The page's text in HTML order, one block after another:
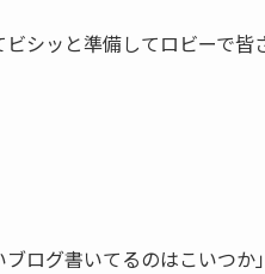
シッと準備してロビーで皆
ブログ書いてるのはこいつか」